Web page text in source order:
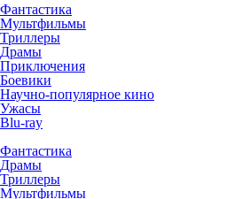
Фантастика
Мультфильмы
Триллеры
Драмы
Приключения
Боевики
Научно-популярное кино
Ужасы
Blu-ray
Фантастика
Драмы
Триллеры
Мультфильмы